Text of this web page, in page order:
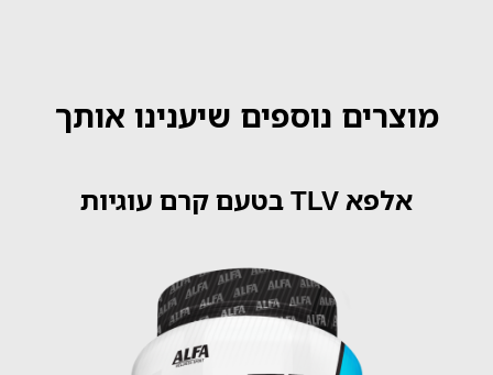
מוצרים נוספים שיענינו אותך
אלפא TLV בטעם קרם עוגיות